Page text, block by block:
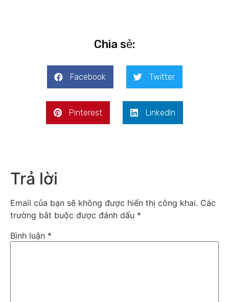
Chia sẻ:
Facebook Twitter
Pinterest LinkedIn
Trả lời
Email của bạn sẽ không được hiển thị công khai. Các
trường bắt buộc được đánh dấu *
Bình luận *